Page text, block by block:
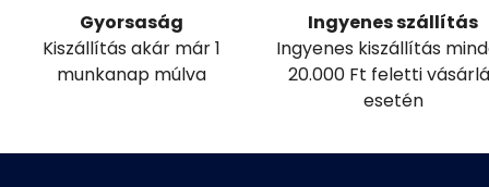
Gyorsaság
Kiszállítás akár már 1
munkanap múlva
Ingyenes szállítás
Ingyenes kiszállítás
20.000 Ft feletti
esetén